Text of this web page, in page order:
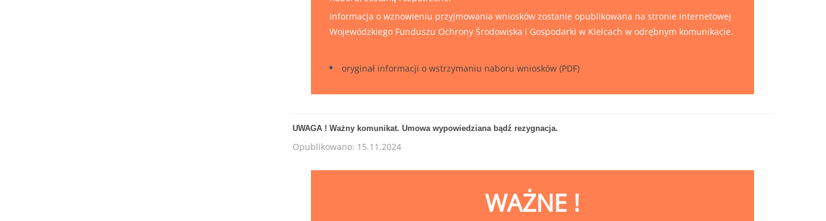
Informacja o wznowieniu przyjmowania wniosków zostanie opublikowana na stronie internetowej
Wojewódzkiego Funduszu Ochrony Środowiska i Gospodarki w Kielcach w odrębnym komunikacie.
oryginał informacji o wstrzymaniu naboru wniosków (PDF)
UWAGA ! Ważny komunikat. Umowa wypowiedziana bądź rezygnacja.
Opublikowano: 15.11.2024
WAŻNE !